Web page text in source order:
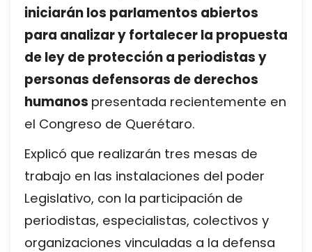
iniciarán los parlamentos abiertos
para analizar y fortalecer la propuesta
de ley de protección a periodistas y
personas defensoras de derechos
humanos presentada recientemente en
el Congreso de Querétaro.
Explicó que realizarán tres mesas de
trabajo en las instalaciones del poder
Legislativo, con la participación de
periodistas, especialistas, colectivos y
organizaciones vinculadas a la defensa